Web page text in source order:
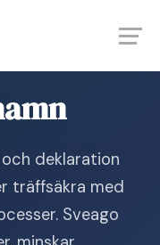
deklaration
träffsäkra med
Sveago